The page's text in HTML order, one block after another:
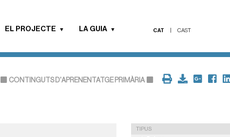
EL PROJECTE LA GUIA CAT CAST
CONTINGUTS D'APRENENTATGE PRIMÀRIA
TIPUS